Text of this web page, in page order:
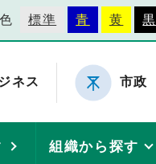
標準 青 黄 黒
ネス 市政
組織から探す